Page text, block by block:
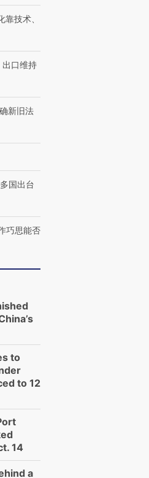
技术、
出口维持
新旧法
国出台
巧思能否
to
to 12
14
a